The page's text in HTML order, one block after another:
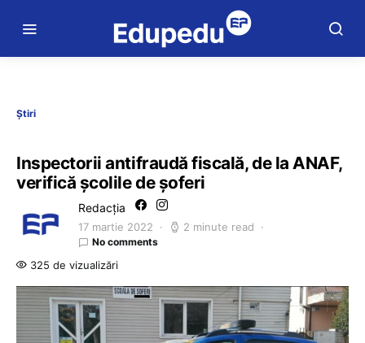
Știri
Inspectorii antifraudă fiscală, de la ANAF,
verifică școlile de șoferi
Redacția
17 martie 2022 2 minute read
No comments
325 de vizualizări